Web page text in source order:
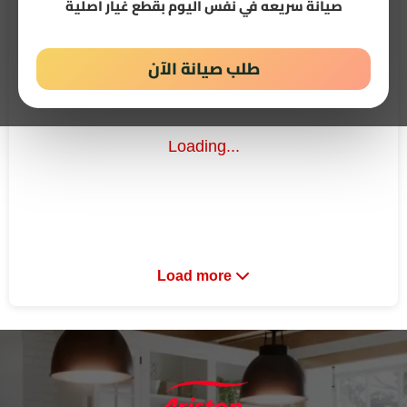
صيانة سريعه في نفس اليوم بقطع غيار اصلية
طلب صيانة الآن
All posts Ariston Egypt New Cairo Ariston
Loading...
Load more